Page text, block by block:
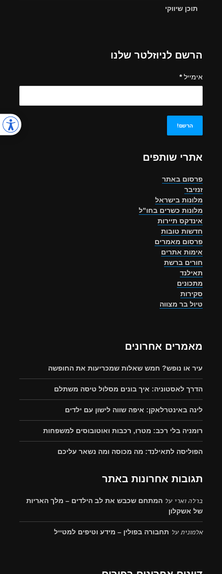
תוכן שיווקי
הרשם לניוזלטר שלנו
אימייל*
אתרי שותפים
פרסום באתר
זנזיבר
מלונות בישראל
מלונות כשרים בחו"ל
אינדקס תיירות
חדשות טובות
פרסום מאמרים
אימות אתרים
חורים ברשת
תאילנד
מתכונים
סקירות
טיול בר מצווה
מאמרים אחרונים
עיר או נופש? חמש שאלות שמכריעות את החופשה
הדרך לאסטוניה: איך בונים מסלול טיסה משתלם
לינה באינטרלאקן: איפה שווה לישון עם ילדים
רומניה בלי רכב: מטרו, רכבות ואוטובוסים למשפחות
הפוליסה לתאילנד: מה מכוסה ומה נשאר עליכם
תגובות אחרונות באתר
ברלה וארי על המתחם שכבש את לב הילדים – מלך האריות
של אשקלון
אלמוניתעל תחבורה בפולין – מידע וטיפים למטייל